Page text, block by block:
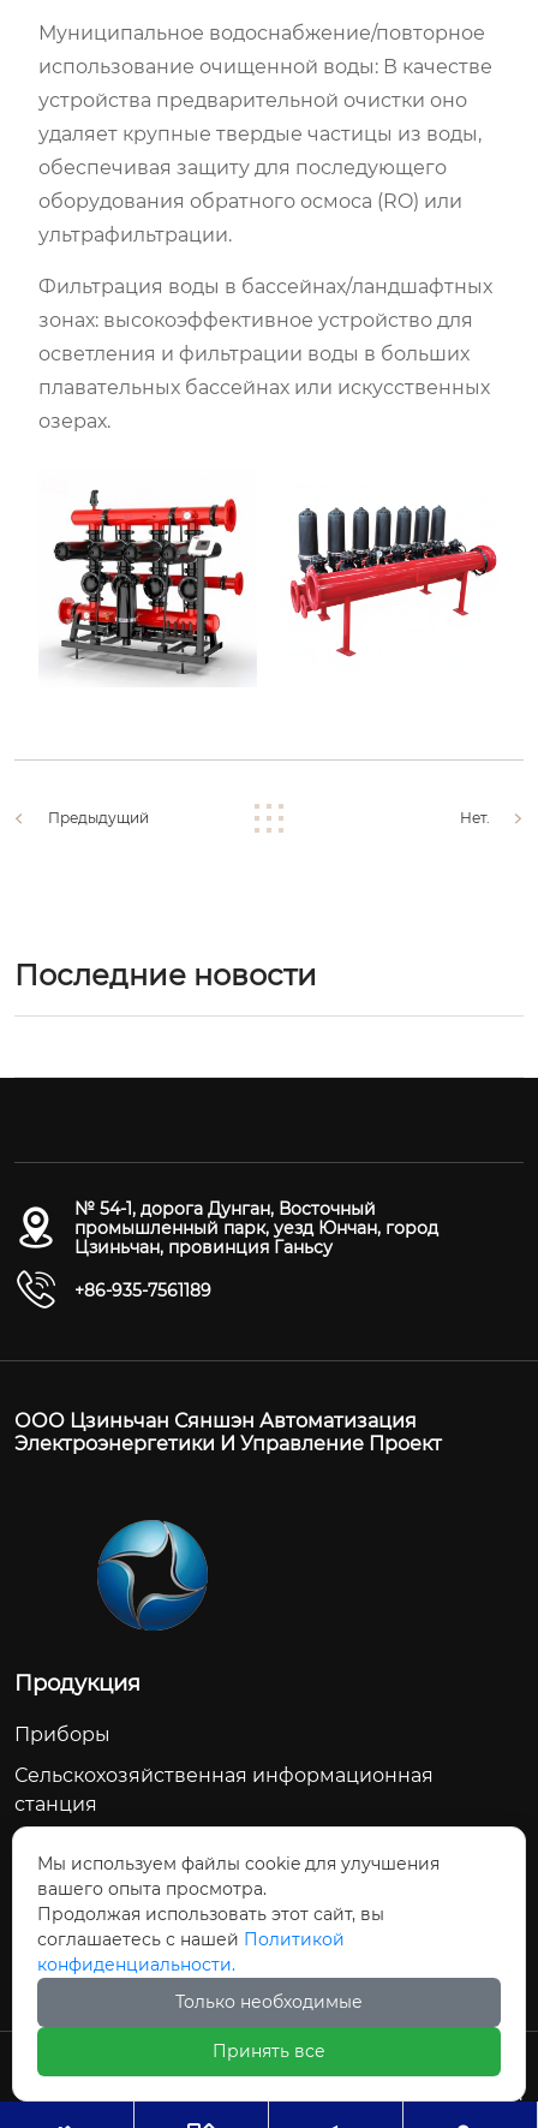
Муниципальное водоснабжение/повторное
использование очищенной воды: В качестве
устройства предварительной очистки оно
удаляет крупные твердые частицы из воды,
обеспечивая защиту для последующего
оборудования обратного осмоса (RO) или
ультрафильтрации.
Фильтрация воды в бассейнах/ландшафтных
зонах: высокоэффективное устройство для
осветления и фильтрации воды в больших
плавательных бассейнах или искусственных
озерах.
Предыдущий Нет.
Последние новости
№ 54-1, дорога Дунган, Восточный
промышленный парк, уезд Юнчан, город
Цзиньчан, провинция Ганьсу
+86-935-7561189
ООО Цзиньчан Сяншэн Автоматизация
Электроэнергетики И Управление Проект
Продукция
Приборы
Сельскохозяйственная информационная
станция
Сельскохозяйственное водосберегающее
оборудование
Модуль дозирования управления
Авторское право©ООО Цзиньчан Сяншэн
Автоматизация Электроэнергетики И
Управление Проект
Мы используем файлы cookie для улучшения
вашего опыта просмотра.
Продолжая использовать этот сайт, вы
соглашаетесь с нашей Политикой
конфиденциальности.
Только необходимые
Принять все